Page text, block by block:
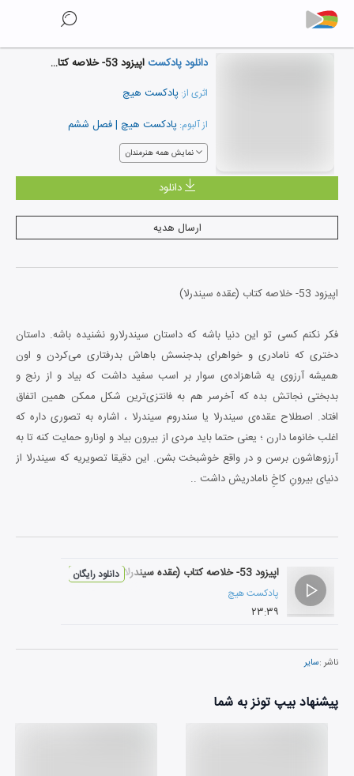
دانلود پادکستاپیزود 53- خلاصه کتاب (عقده سیندرلا)
اثری از: پادکست هیچ
از آلبوم: پادکست هیچ | فصل ششم
نمایش همه هنرمندان
دانلود
ارسال هدیه
اپیزود 53- خلاصه کتاب (عقده سیندرلا)
فکر نکنم کسی تو این دنیا باشه که داستان سیندرلارو نشنیده باشه. داستان
دختری که نامادری و خواهرای بدجنسش باهاش بدرفتاری می‌کردن و اون
همیشه آرزوی یه شاهزاده‌ی سوار بر اسب سفید داشت که بیاد و از رنج و
بدبختی نجاتش بده که آخرسر هم به فانتزی‌ترین شکل ممکن همین اتفاق
افتاد. اصطلاح عقده‌ی سیندرلا یا سندروم سیندرلا ، اشاره به تصوری داره که
اغلب خانوما دارن ؛ یعنی حتما باید مردی از بیرون بیاد و اونارو حمایت کنه تا به
آرزوهاشون برسن و در واقع خوشبخت بشن. این دقیقا تصویریه که سیندرلا از
دنیای بیرونِ کاخِ نامادریش داشت ..
اپیزود 53- خلاصه کتاب (عقده سیندرلا)
پادکست هیچ
۲۳:۳۹
دانلود رایگان
ناشر :سایر
پیشنهاد بیپ تونز به شما